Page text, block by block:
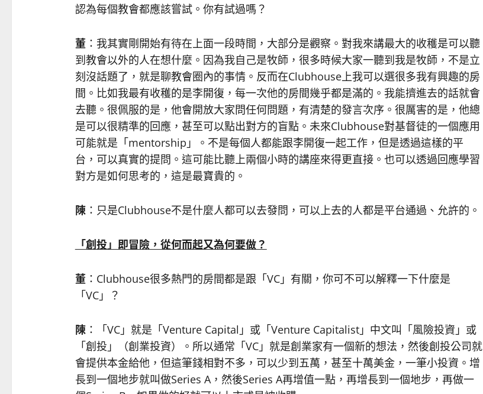
認為每個教會都應該嘗試。你有試過嗎？
董 ：我其實剛開始有待在上面一段時間，大部分是觀察。對我來講最大的收穫是可以聽
到教會以外的人在想什麼。因為我自己是牧師，很多時候大家一聽到我是牧師，不是立
刻沒話題了，就是聊教會圈內的事情。反而在Clubhouse上我可以選很多我有興趣的房
間。比如我最有收穫的是李開復，每一次他的房間幾乎都是滿的。我能擠進去的話就會
去聽。很佩服的是，他會開放大家問任何問題，有清楚的發言次序。很厲害的是，他總
是可以很精準的回應，甚至可以點出對方的盲點。未來Clubhouse對基督徒的一個應用
可能就是「mentorship」。不是每個人都能跟李開復一起工作，但是透過這樣的平
台，可以真實的提問。這可能比聽上兩個小時的講座來得更直接。也可以透過回應學習
對方是如何思考的，這是最寶貴的。
陳：只是Clubhouse不是什麼人都可以去發問，可以上去的人都是平台通過、允許的。
「創投」即冒險，從何而起又為何要做？
董 ：Clubhouse很多熱門的房間都是跟「VC」有關，你可不可以解釋一下什麼是
「VC」？
陳：「VC」就是「Venture Capital」或「Venture Capitalist」中文叫「風險投資」或
「創投」（創業投資）。所以通常「VC」就是創業家有一個新的想法，然後創投公司就
會提供本金給他，但這筆錢相對不多，可以少到五萬，甚至十萬美金，一筆小投資。增
長到一個地步就叫做Series A，然後Series A再增值一點，再增長到一個地步，再做一